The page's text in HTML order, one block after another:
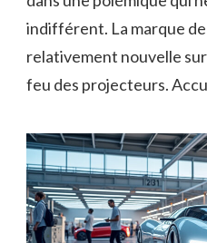
indifférent. La marque
relativement nouvelle
feu des projecteurs.